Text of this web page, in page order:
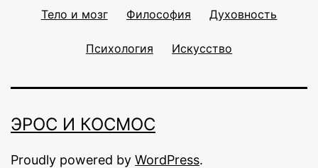
Тело и мозг Философия Духовность
Психология Искусство
ЭРОС И КОСМОС
Proudly powered by WordPress.